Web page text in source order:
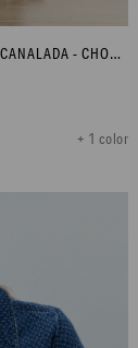
POLERA MANGA CORTA ACANALADA - CHOCOLATE MELANGE
+ 1 color